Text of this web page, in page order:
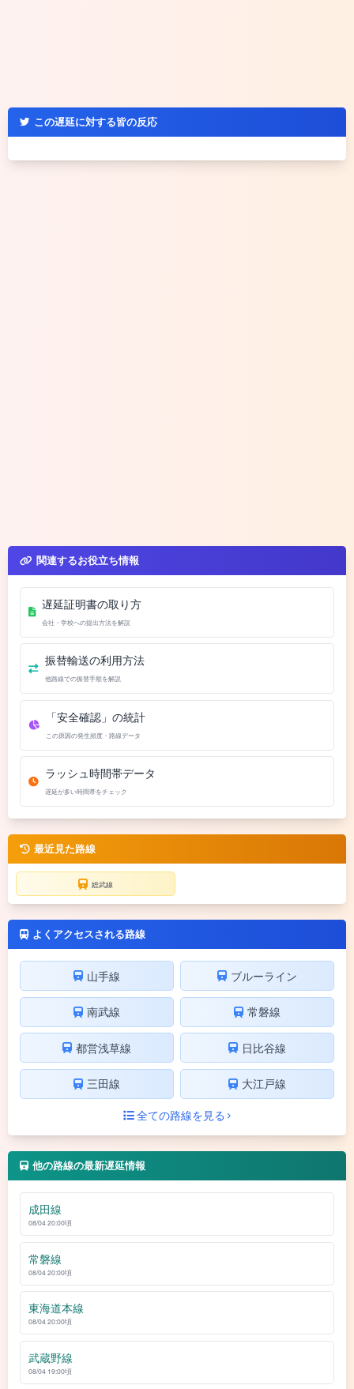
この遅延に対する皆の反応
関連するお役立ち情報
遅延証明書の取り方
会社・学校への提出方法を解説
振替輸送の利用方法
他路線での振替手順を解説
「安全確認」の統計
この原因の発生頻度・路線データ
ラッシュ時間帯データ
遅延が多い時間帯をチェック
最近見た路線
総武線
よくアクセスされる路線
山手線 ブルーライン
南武線 常磐線
都営浅草線 日比谷線
三田線
大江戸線
全ての路線を見る
他の路線の最新遅延情報
成田線
08/04 20:00頃
常磐線
08/04 20:00頃
東海道本線
08/04 20:00頃
武蔵野線
08/04 19:00頃